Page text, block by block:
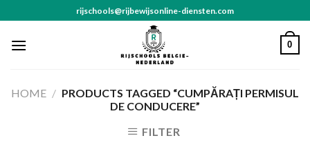
to
content
rijschools@rijbewijsonline-diensten.com
0
HOME / PRODUCTS TAGGED “CUMPĂRAȚI PERMISUL
DE CONDUCERE”
FILTER